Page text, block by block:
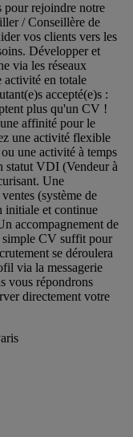
pour rejoindre notre
/ Conseillère de
vos clients vers les
Développer et
via les réseaux
activité en totale
accepté(e)s :
plus qu'un CV !
affinité pour le
une activité flexible
une activité à temps
statut VDI (Vendeur à
Une
(système de
initiale et continue
accompagnement de
simple CV suffit pour
se déroulera
via la messagerie
vous répondrons
directement votre